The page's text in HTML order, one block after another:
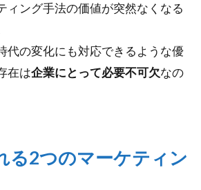
ィング手法の価値が突然なくなる
代の変化にも対応できるような優
在は企業にとって必要不可欠なの
る2つのマーケティン